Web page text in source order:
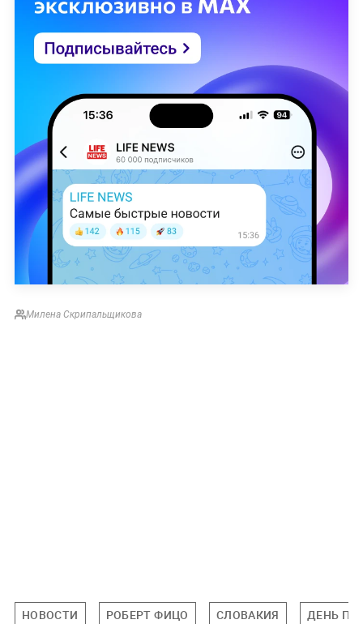
Милена Скрипальщикова
НОВОСТИ РОБЕРТ ФИЦО СЛОВАКИЯ ДЕНЬ